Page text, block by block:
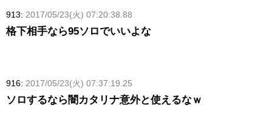
913: 2017/05/23(火) 07:20:38.88
格下相手なら95ソロでいいよな
916: 2017/05/23(火) 07:37:19.25
ソロするなら闇カタリナ意外と使えるなｗ